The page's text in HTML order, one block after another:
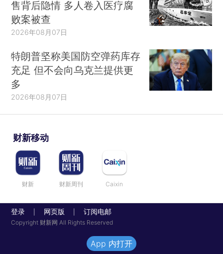
售背后隐情 多人卷入医疗腐
败案被查
2026年08月07日
特朗普坚称美国防空弹药库存
充足 但不会向乌克兰提供更
多
2026年08月07日
财新移动
财新 财新周刊 Caixin
登录 网页版 订阅电邮
Copyright 财新网 All Rights Reserved
App 内打开